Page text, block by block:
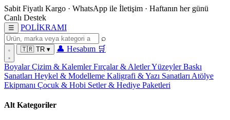
Sabit Fiyatlı Kargo · WhatsApp ile İletişim · Haftanın her günü
Canlı Destek
☰ POLİKRAMI
⌕
🇹🇷 TR ▾ 👤 Hesabım 🛒
BoyalarÇizim & KalemlerFırçalar & AletlerYüzeylerBaskı
Sanatları Heykel & Modelleme Kaligrafi & Yazı Sanatları Atölye
Ekipmanı Çocuk & Hobi Setler & Hediye Paketleri
Alt Kategoriler